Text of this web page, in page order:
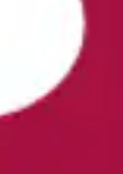
E560BTVP
inkl. Li-Ion...
€ Rabatt